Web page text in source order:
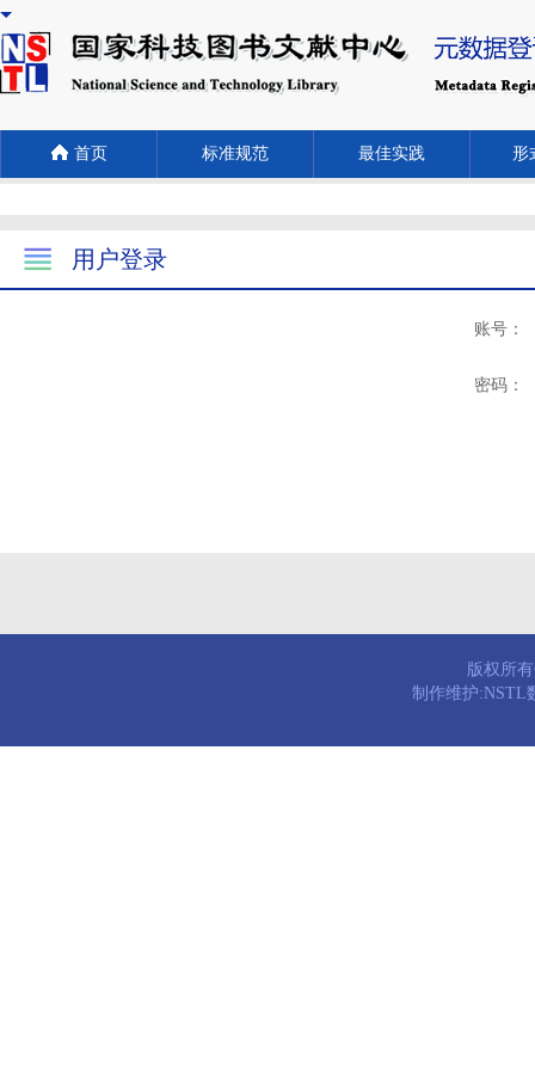
首页 标准规范 最佳实践 形
用户登录
账号：
密码：
版权所
制作维护:NSTL